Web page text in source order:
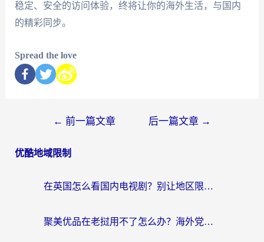
稳定、安全的访问体验，终将让你的海外生活，与国内
的精彩同步。
Spread the love
← 前一篇文章 后一篇文章 →
优酷地域限制
在英国怎么看国内电视剧？别让地区限制断了你的追剧节奏
聚美优品在老挝用不了怎么办？海外党必看的回国加速全攻略